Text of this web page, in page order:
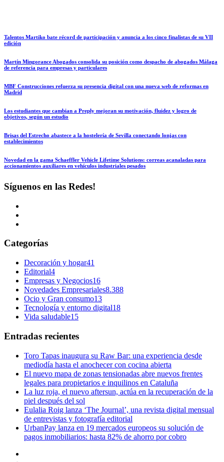
Talentos Martiko bate récord de participación y anuncia a los cinco finalistas de su VII
edición
Martín Mingorance Abogados consolida su posición como despacho de abogados Málaga
de referencia para empresas y particulares
MBF Construcciones refuerza su presencia digital con una nueva web de reformas en
Madrid
Los estudiantes que cambian a Preply mejoran su motivación, fluidez y logro de
objetivos, según un estudio
Brisas del Estrecho abastece a la hostelería de Sevilla conectando lonjas con
establecimientos
Novedad en la gama Schaeffler Vehicle Lifetime Solutions: correas acanaladas para
accionamientos auxiliares en vehículos industriales pesados
Síguenos en las Redes!
Categorías
Decoración y hogar41
Editorial4
Empresas y Negocios16
Novedades Empresariales8.388
Ocio y Gran consumo13
Tecnología y entorno digital18
Vida saludable15
Entradas recientes
Toro Tapas inaugura su Raw Bar: una experiencia desde
mediodía hasta el anochecer con cocina abierta
El nuevo mapa de zonas tensionadas abre nuevos frentes
legales para propietarios e inquilinos en Cataluña
La luz roja, el nuevo aftersun, actúa en la recuperación de la
piel después del sol
Eulalia Roig lanza ‘The Journal’, una revista digital mensual
de entrevistas y fotografía editorial
UrbanPay lanza en 19 mercados europeos su solución de
pagos inmobiliarios: hasta 82% de ahorro por cobro